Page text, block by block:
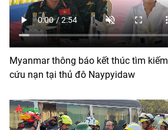
Myanmar thông báo kết thúc tìm kiếm
cứu nạn tại thủ đô Naypyidaw